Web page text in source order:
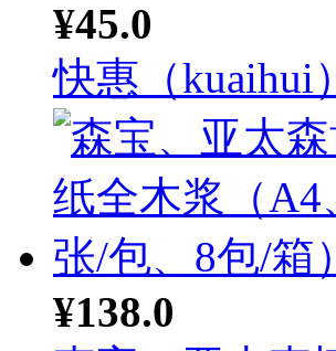
¥45.0
快惠（kuaihui
¥138.0